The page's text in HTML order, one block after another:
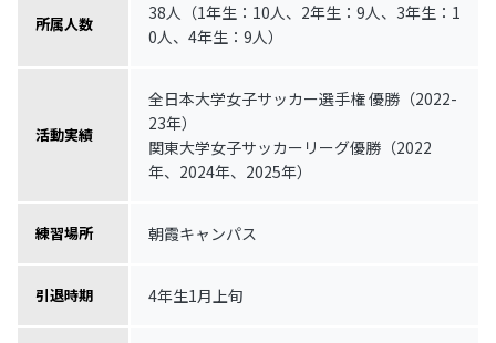
所属人数
38人（1年生：10人、2年生：9人、3年生：1
0人、4年生：9人）
活動実績
全日本大学女子サッカー選手権 優勝（2022-
23年）
関東大学女子サッカーリーグ優勝（2022
年、2024年、2025年）
練習場所 朝霞キャンパス
引退時期 4年生1月上旬